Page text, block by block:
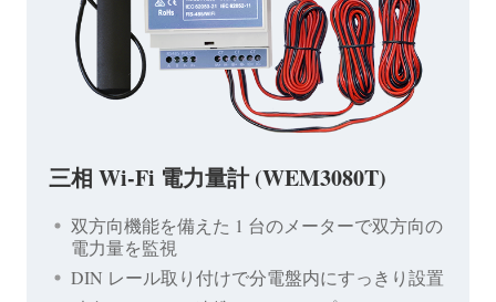
三相 Wi-Fi 電力量計 (WEM3080T)
双方向機能を備えた 1 台のメーターで双方向の
電力量を監視
DIN レール取り付けで分電盤内にすっきり設置